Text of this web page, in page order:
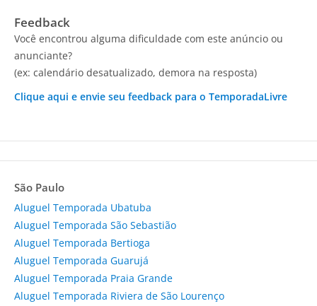
Feedback
Você encontrou alguma dificuldade com este anúncio ou
anunciante?
(ex: calendário desatualizado, demora na resposta)
Clique aqui e envie seu feedback para o TemporadaLivre
São Paulo
Aluguel Temporada Ubatuba
Aluguel Temporada São Sebastião
Aluguel Temporada Bertioga
Aluguel Temporada Guarujá
Aluguel Temporada Praia Grande
Aluguel Temporada Riviera de São Lourenço